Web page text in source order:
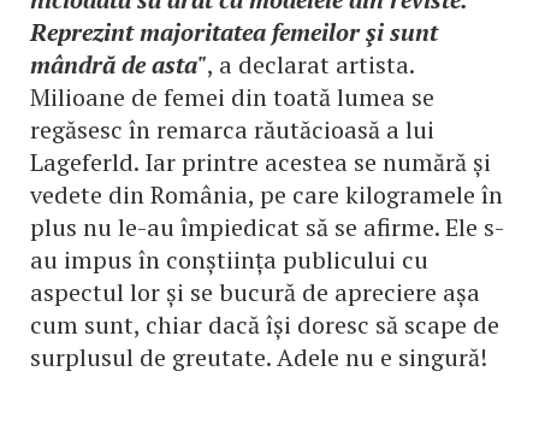
Reprezint majoritatea femeilor şi sunt
mândră de asta", a declarat artista.
Milioane de femei din toată lumea se
regăsesc în remarca răutăcioasă a lui
Lageferld. Iar printre acestea se numără și
vedete din România, pe care kilogramele în
plus nu le-au împiedicat să se afirme. Ele s-
au impus în conștiința publicului cu
aspectul lor și se bucură de apreciere așa
cum sunt, chiar dacă își doresc să scape de
surplusul de greutate. Adele nu e singură!